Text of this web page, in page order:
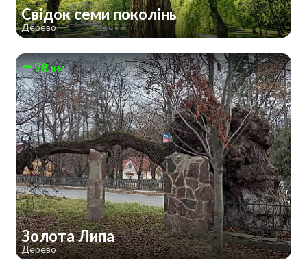
Свідок семи поколінь
Дерево
98 км
Золота Липа
Дерево